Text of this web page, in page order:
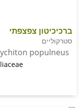
צפצפתי
Brachychiton
Srerculiaceae